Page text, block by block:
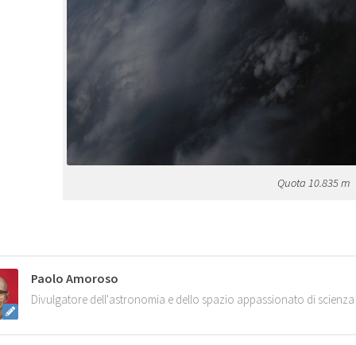
Quota 10.835 m
Paolo Amoroso
Divulgatore dell'astronomia e dello spazio appassionato di